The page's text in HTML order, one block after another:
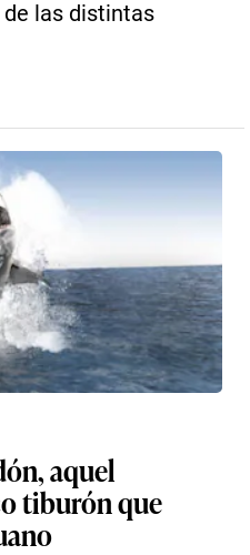
las distintas
aquel
tiburón que